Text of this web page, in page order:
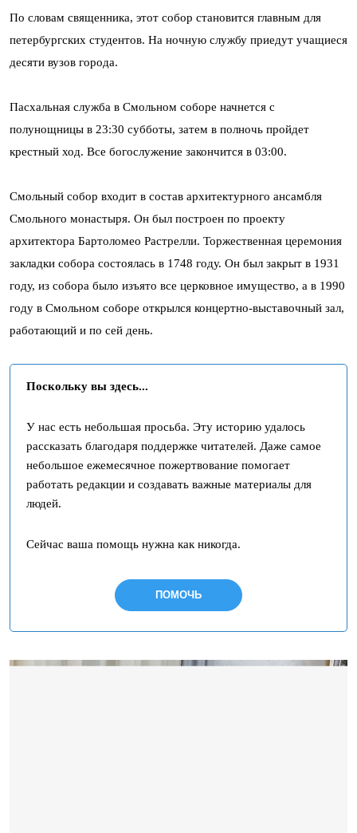
По словам священника, этот собор становится главным для
петербургских студентов. На ночную службу приедут учащиеся
десяти вузов города.
Пасхальная служба в Смольном соборе начнется с
полунощницы в 23:30 субботы, затем в полночь пройдет
крестный ход. Все богослужение закончится в 03:00.
Смольный собор входит в состав архитектурного ансамбля
Смольного монастыря. Он был построен по проекту
архитектора Бартоломео Растрелли. Торжественная церемония
закладки собора состоялась в 1748 году. Он был закрыт в 1931
году, из собора было изъято все церковное имущество, а в 1990
году в Смольном соборе открылся концертно-выставочный зал,
работающий и по сей день.
Поскольку вы здесь...
У нас есть небольшая просьба. Эту историю удалось
рассказать благодаря поддержке читателей. Даже самое
небольшое ежемесячное пожертвование помогает
работать редакции и создавать важные материалы для
людей.
Сейчас ваша помощь нужна как никогда.
ПОМОЧЬ